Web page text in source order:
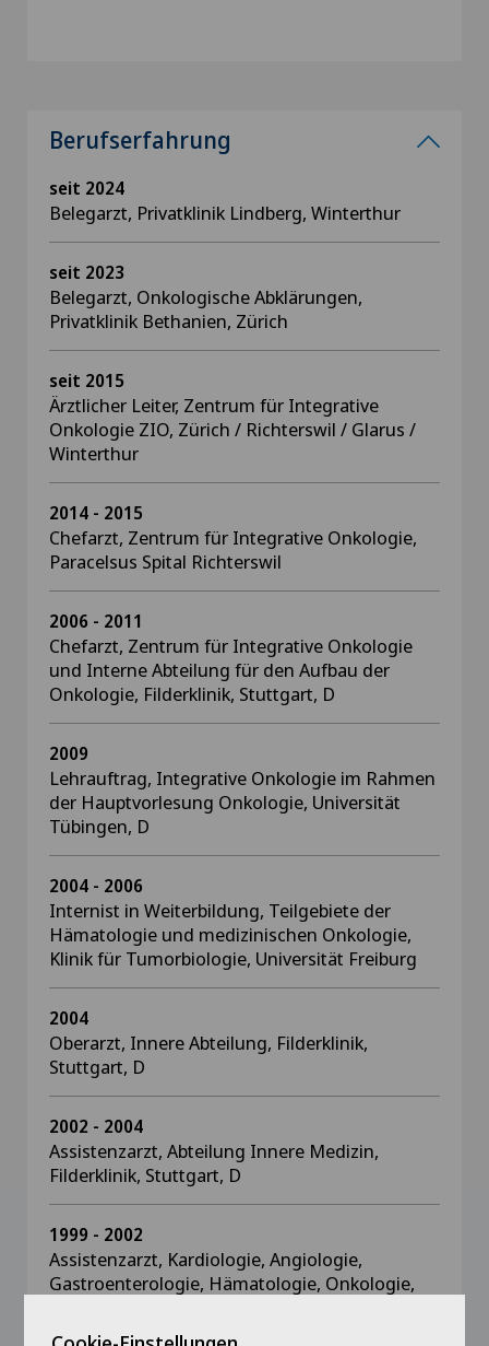
Berufserfahrung
seit 2024
Belegarzt, Privatklinik Lindberg, Winterthur
seit 2023
Belegarzt, Onkologische Abklärungen,
Privatklinik Bethanien, Zürich
seit 2015
Ärztlicher Leiter, Zentrum für Integrative
Onkologie ZIO, Zürich / Richterswil / Glarus /
Winterthur
2014 - 2015
Chefarzt, Zentrum für Integrative Onkologie,
Paracelsus Spital Richterswil
2006 - 2011
Chefarzt, Zentrum für Integrative Onkologie
und Interne Abteilung für den Aufbau der
Onkologie, Filderklinik, Stuttgart, D
2009
Lehrauftrag, Integrative Onkologie im Rahmen
der Hauptvorlesung Onkologie, Universität
Tübingen, D
2004 - 2006
Internist in Weiterbildung, Teilgebiete der
Hämatologie und medizinischen Onkologie,
Klinik für Tumorbiologie, Universität Freiburg
2004
Oberarzt, Innere Abteilung, Filderklinik,
Stuttgart, D
2002 - 2004
Assistenzarzt, Abteilung Innere Medizin,
Filderklinik, Stuttgart, D
1999 - 2002
Assistenzarzt, Kardiologie, Angiologie,
Gastroenterologie, Hämatologie, Onkologie,
Medizinische Kliniken Köln, D